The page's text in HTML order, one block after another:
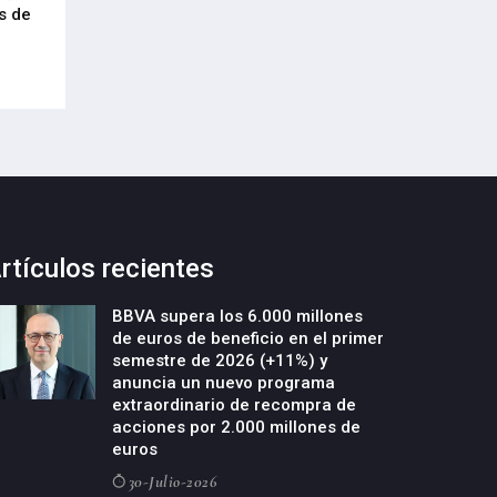
de
recientes
BBVA supera los 6.000 millones
de euros de beneficio en el primer
semestre de 2026 (+11%) y
anuncia un nuevo programa
extraordinario de recompra de
acciones por 2.000 millones de
euros
30-Julio-2026